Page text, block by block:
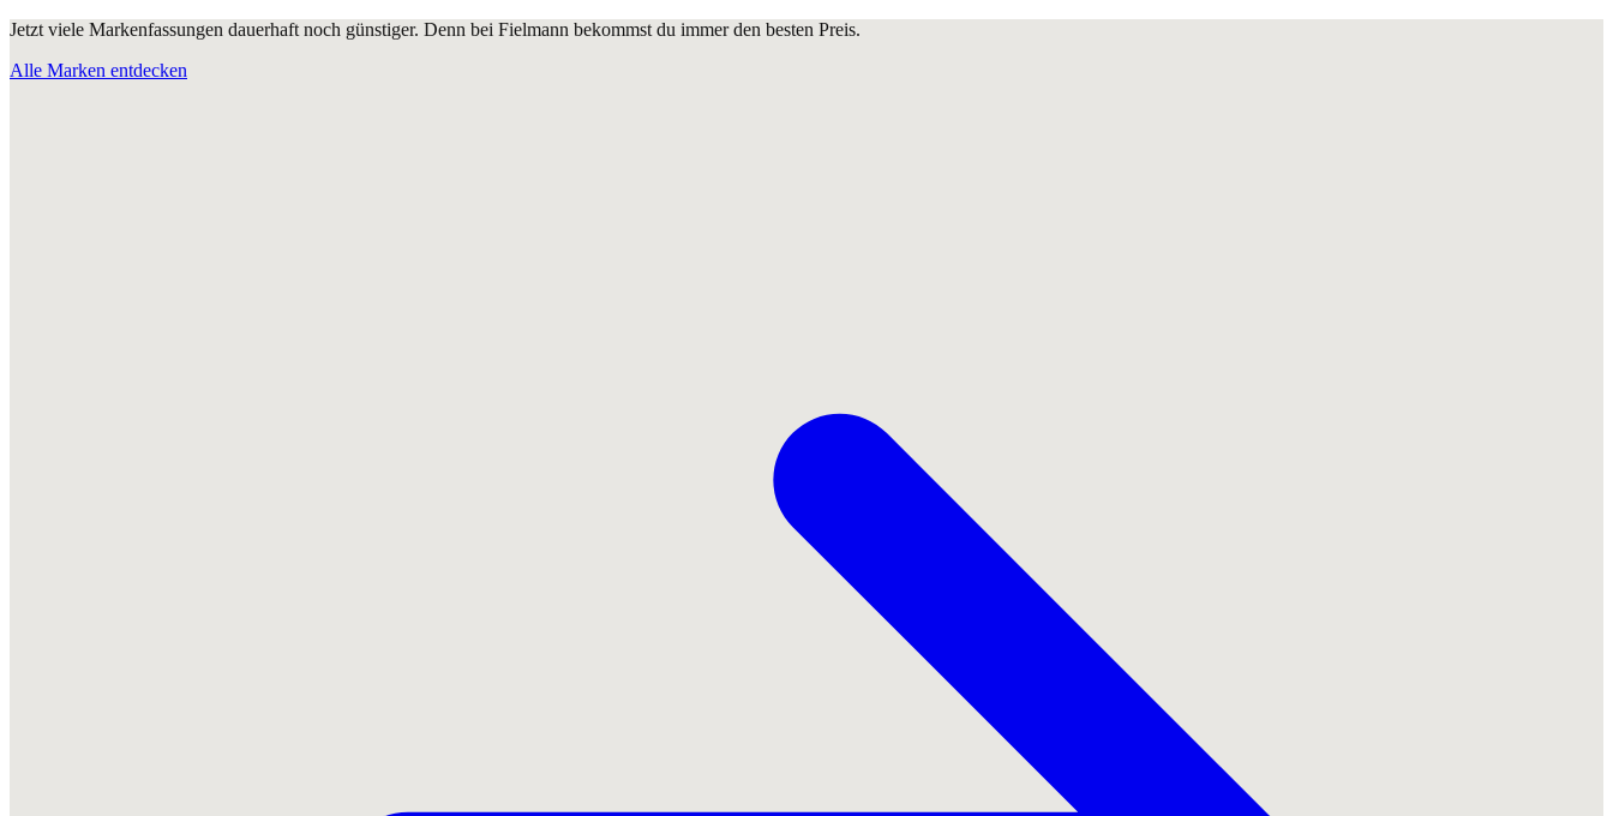
Jetzt viele Markenfassungen dauerhaft noch günstiger. Denn bei Fielmann bekommst du immer den besten Preis.
Alle Marken entdecken